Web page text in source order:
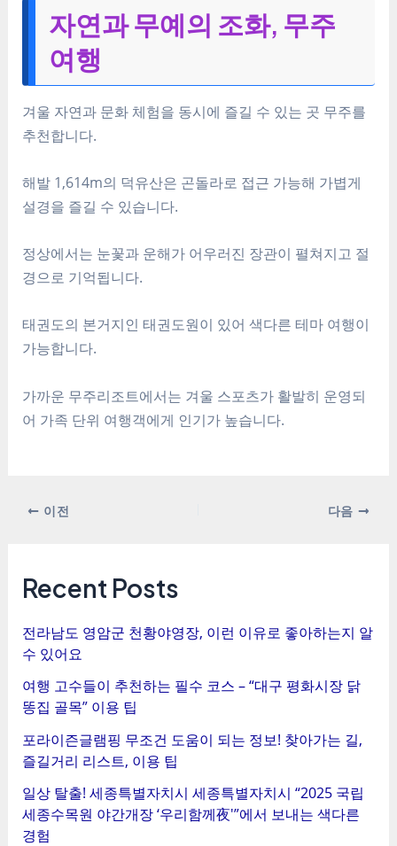
자연과 무예의 조화, 무주
여행
겨울 자연과 문화 체험을 동시에 즐길 수 있는 곳 무주를
추천합니다.
해발 1,614m의 덕유산은 곤돌라로 접근 가능해 가볍게
설경을 즐길 수 있습니다.
정상에서는 눈꽃과 운해가 어우러진 장관이 펼쳐지고 절
경으로 기억됩니다.
태권도의 본거지인 태권도원이 있어 색다른 테마 여행이
가능합니다.
가까운 무주리조트에서는 겨울 스포츠가 활발히 운영되
어 가족 단위 여행객에게 인기가 높습니다.
이전 다음
Recent Posts
전라남도 영암군 천황야영장, 이런 이유로 좋아하는지 알
수 있어요
여행 고수들이 추천하는 필수 코스 – “대구 평화시장 닭
똥집 골목” 이용 팁
포라이즌글램핑 무조건 도움이 되는 정보! 찾아가는 길,
즐길거리 리스트, 이용 팁
일상 탈출! 세종특별자치시 세종특별자치시 “2025 국립
세종수목원 야간개장 ‘우리함께夜'”에서 보내는 색다른
경험